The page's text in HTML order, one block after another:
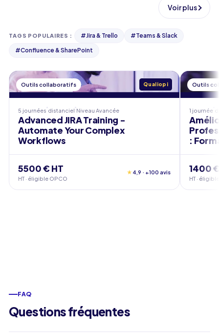
Voir plus
TAGS POPULAIRES : #Jira & Trello #Teams & Slack
#Confluence & SharePoint
Outils collaboratifs Qualiopi
5 journées distanciel Niveau Avancée
Advanced JIRA Training -
Automate Your Complex
Workflows
5500 € HT
HT · éligible OPCO
★ 4,9 · +100 avis
Outils
1 journée
:
1400
HT ·
FAQ
Questions fréquentes